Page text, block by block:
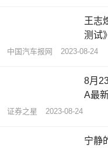
王志
测试
展论坛
中国汽车报网 2023-08-24
8月
A最
证券之星 2023-08-24
宁静